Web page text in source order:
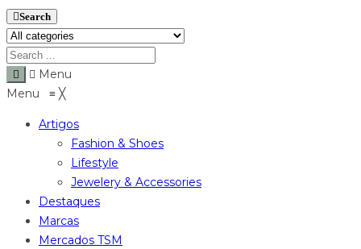
Search
Menu
Menu ≡ ╳
Artigos
Fashion & Shoes
Lifestyle
Jewelery & Accessories
Destaques
Marcas
Mercados TSM